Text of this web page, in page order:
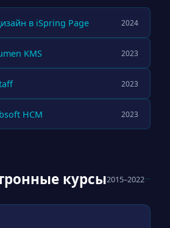
в iSpring Page 2024
KMS 2023
2023
HCM 2023
курсы2015–2022